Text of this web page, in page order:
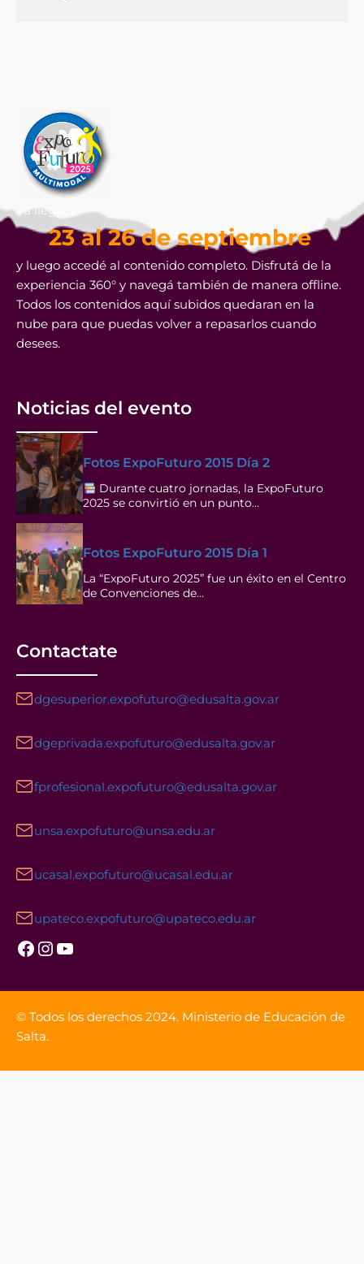
Ya llega
23 al 26 de septiembre
y luego accedé al contenido completo. Disfrutá de la
experiencia 360° y navegá también de manera offline.
Todos los contenidos aquí subidos quedaran en la
nube para que puedas volver a repasarlos cuando
desees.
Noticias del evento
Fotos ExpoFuturo 2015 Día 2
Durante cuatro jornadas, la ExpoFuturo
2025 se convirtió en un punto…
Fotos ExpoFuturo 2015 Día 1
La “ExpoFuturo 2025” fue un éxito en el Centro
de Convenciones de…
Contactate
dgesuperior.expofuturo@edusalta.gov.ar
dgeprivada.expofuturo@edusalta.gov.ar
fprofesional.expofuturo@edusalta.gov.ar
unsa.expofuturo@unsa.edu.ar
ucasal.expofuturo@ucasal.edu.ar
upateco.expofuturo@upateco.edu.ar
Facebook InstagramYouTube
© Todos los derechos 2024. Ministerio de Educación de
Salta.